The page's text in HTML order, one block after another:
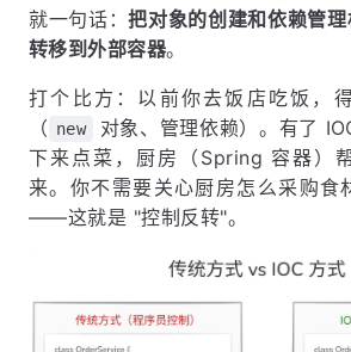
就一句话：把对象的创建和依赖管
转移到外部容器。
打个比方：以前你去饭店吃饭，
（ new
对象、管理依赖）。有了
下来点菜，厨房（Spring 容器）
来。你不需要关心厨房怎么采购食
——这就是 "控制反转"。